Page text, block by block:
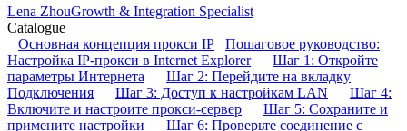
Lena ZhouGrowth & Integration Specialist
Catalogue
Основная концепция прокси IP
Пошаговое руководство:
Настройка IP-прокси в Internet Explorer
Шаг 1: Откройте
параметры Интернета
Шаг 2: Перейдите на вкладку
Подключения
Шаг 3: Доступ к настройкам LAN
Шаг 4:
Включите и настроите прокси-сервер
Шаг 5: Сохраните и
примените настройки
Шаг 6: Проверьте соединение с